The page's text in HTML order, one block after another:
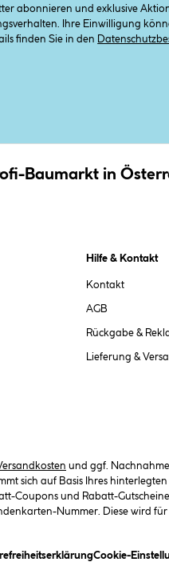
abonnieren und exklusive
Ihre Einwilligung
finden Sie in den
Baumarkt in
Hilfe & Kontakt
Kontakt
AGB
Rückgabe &
Lieferung &
und ggf.
sich auf Basis Ihres hinterlegten
und Rabatt-
Nummer. Diese wird
ein Dialogfeld) (öffnet ein
Cookie-